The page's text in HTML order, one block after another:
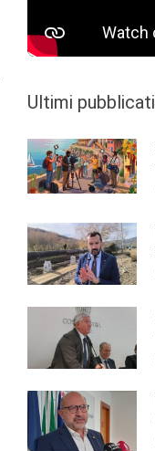
Ultimi pubblicati